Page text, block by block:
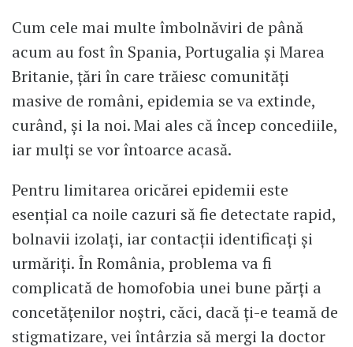
Cum cele mai multe îmbolnăviri de până
acum au fost în Spania, Portugalia și Marea
Britanie, țări în care trăiesc comunități
masive de români, epidemia se va extinde,
curând, și la noi. Mai ales că încep concediile,
iar mulți se vor întoarce acasă.
Pentru limitarea oricărei epidemii este
esențial ca noile cazuri să fie detectate rapid,
bolnavii izolați, iar contacții identificați și
urmăriți. În România, problema va fi
complicată de homofobia unei bune părți a
concetățenilor noștri, căci, dacă ți-e teamă de
stigmatizare, vei întârzia să mergi la doctor